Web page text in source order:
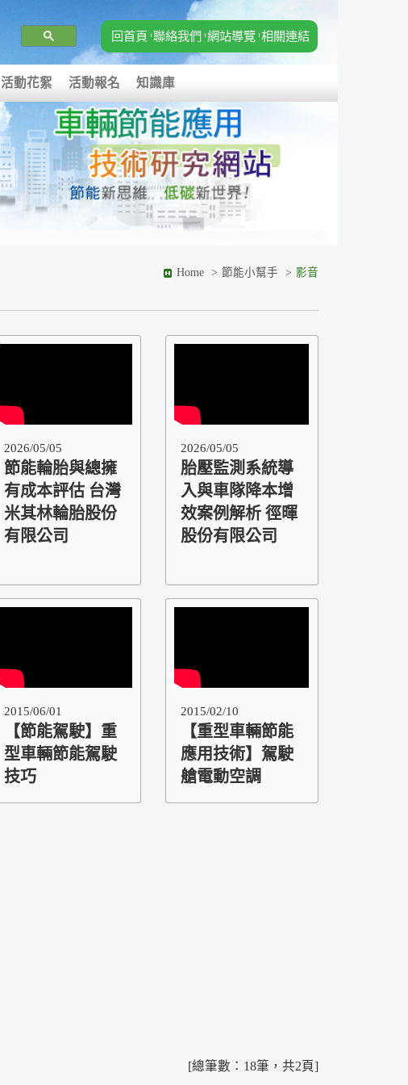
回首頁 聯絡我們 網站導覽 相關連結
活動花絮 活動報名 知識庫
Home 節能小幫手 影音
2026/05/05
節能輪胎與總擁
有成本評估 台灣
米其林輪胎股份
有限公司
2026/05/05
胎壓監測系統導
入與車隊降本增
效案例解析 徑暉
股份有限公司
2015/06/01
【節能駕駛】重
型車輛節能駕駛
技巧
2015/02/10
【重型車輛節能
應用技術】駕駛
艙電動空調
[總筆數：18筆，共2頁]